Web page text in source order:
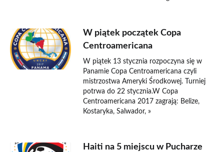
W piątek początek Copa
Centroamericana
W piątek 13 stycznia rozpoczyna się w
Panamie Copa Centroamericana czyli
mistrzostwa Ameryki Środkowej. Turniej
potrwa do 22 stycznia.W Copa
Centroamericana 2017 zagrają: Belize,
Kostaryka, Salwador, »
Haiti na 5 miejscu w Pucharze